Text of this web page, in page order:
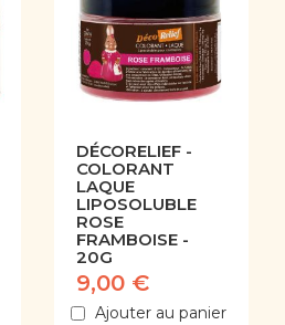
DÉCORELIEF -
COLORANT
LAQUE
LIPOSOLUBLE
ROSE
FRAMBOISE -
20G
9,00 €
Ajouter au panier